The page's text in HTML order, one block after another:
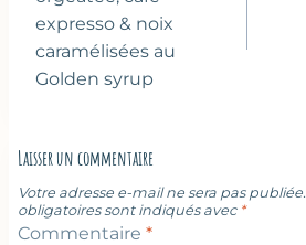
expresso & noix
caramélisées au
Golden syrup
Laisser un commentaire
Votre adresse e-mail ne sera pas publiée.
obligatoires sont indiqués avec *
Commentaire *